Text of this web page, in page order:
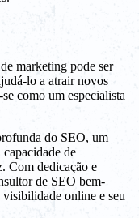
marketing pode ser
lo a atrair novos
como um especialista
do SEO, um
de
Com dedicação e
de SEO bem-
visibilidade online e seu